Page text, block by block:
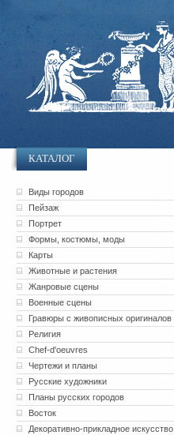
КАТАЛОГ
Виды городов
Пейзаж
Портрет
Формы, костюмы, моды
Карты
Животные и растения
Жанровые сцены
Военные сцены
Гравюры с живописных оригиналов
Религия
Chef-d'oeuvres
Чертежи и планы
Русские художники
Планы русских городов
Восток
Декоративно-прикладное искусство